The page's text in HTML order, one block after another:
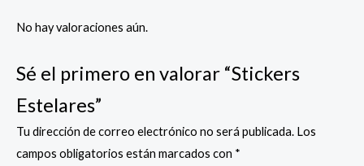
No hay valoraciones aún.
Sé el primero en valorar “Stickers
Estelares”
Tu dirección de correo electrónico no será publicada. Los
campos obligatorios están marcados con *